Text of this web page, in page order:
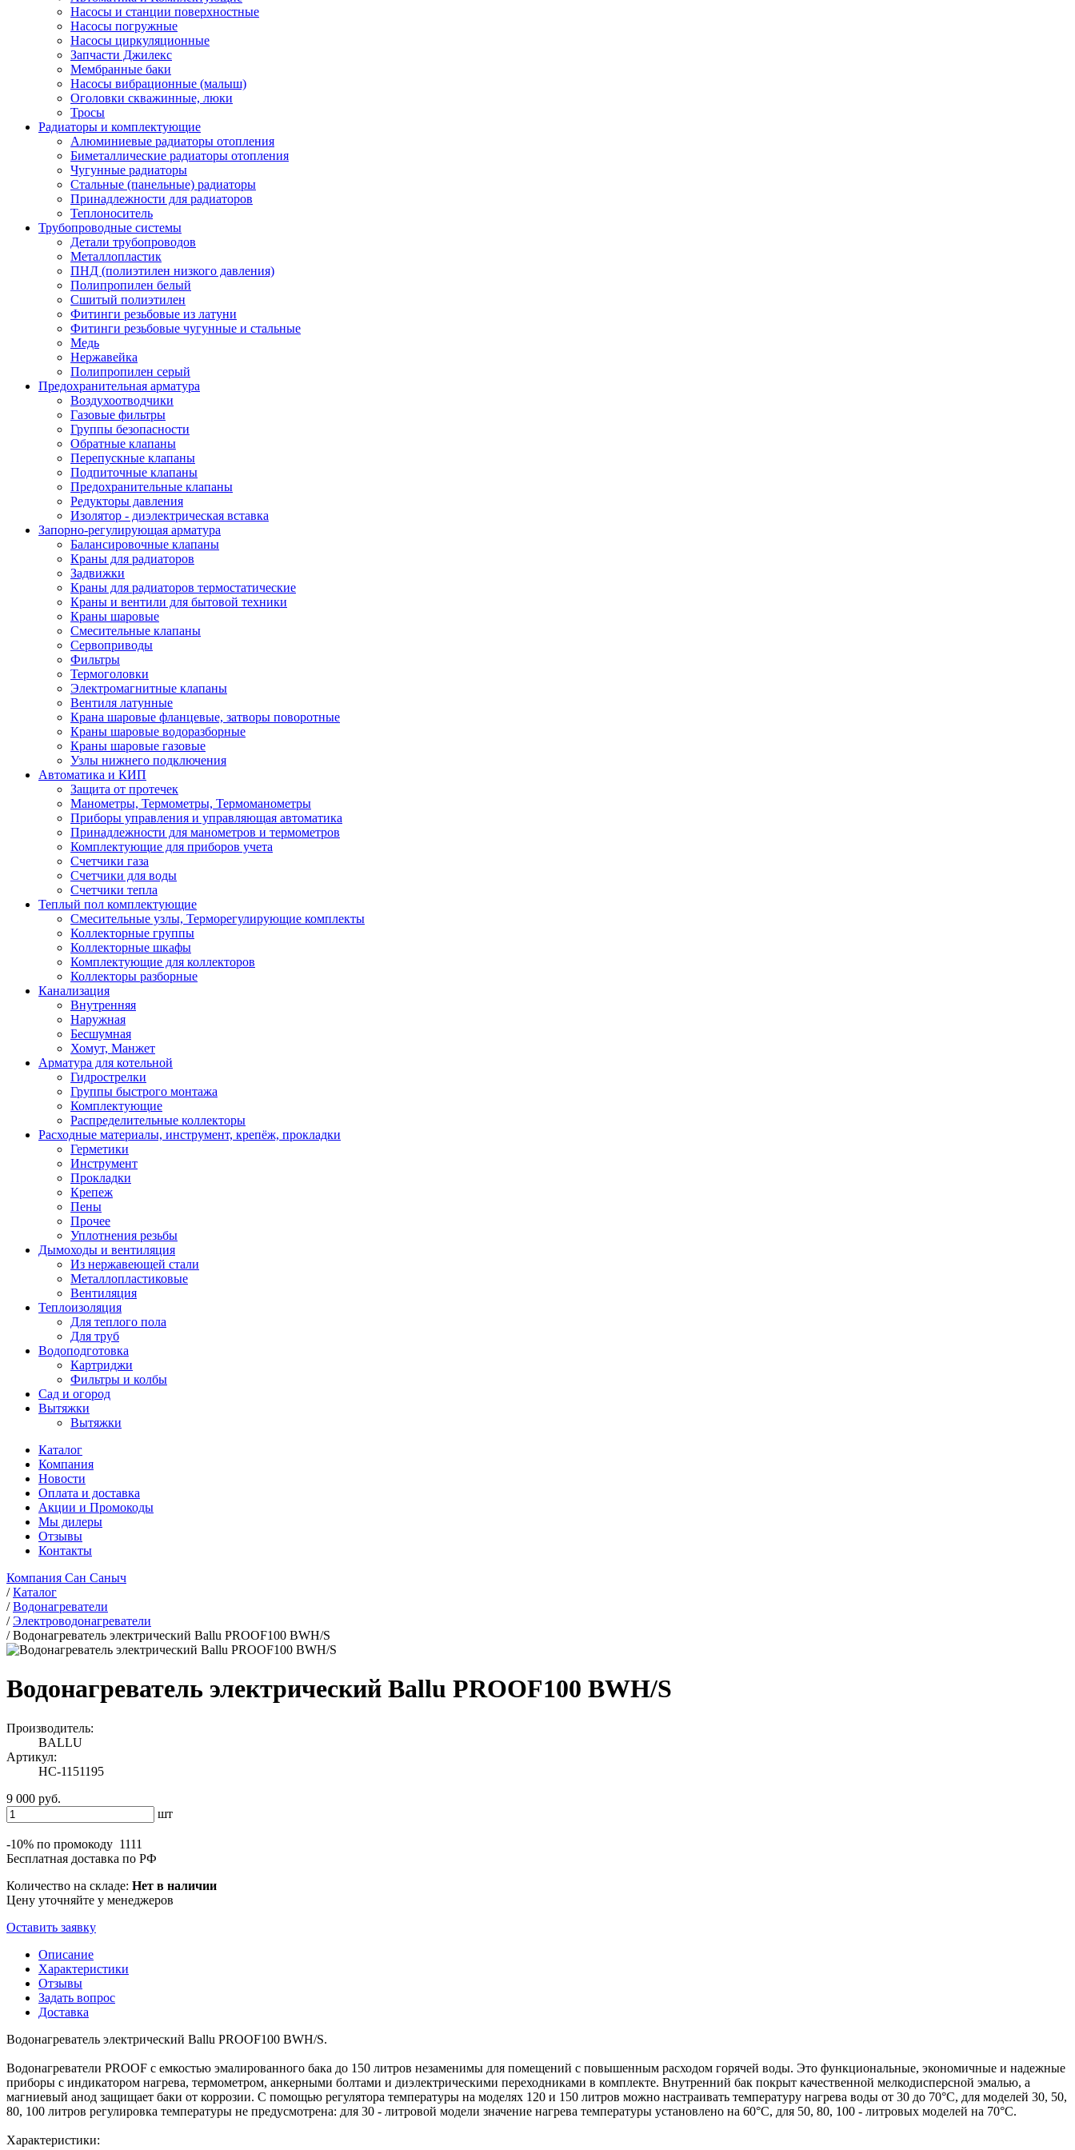
Насосы и станции поверхностные
Насосы погружные
Насосы циркуляционные
Запчасти Джилекс
Мембранные баки
Насосы вибрационные (малыш)
Оголовки скважинные, люки
Тросы
Радиаторы и комплектующие
Алюминиевые радиаторы отопления
Биметаллические радиаторы отопления
Чугунные радиаторы
Стальные (панельные) радиаторы
Принадлежности для радиаторов
Теплоноситель
Трубопроводные системы
Детали трубопроводов
Металлопластик
ПНД (полиэтилен низкого давления)
Полипропилен белый
Сшитый полиэтилен
Фитинги резьбовые из латуни
Фитинги резьбовые чугунные и стальные
Медь
Нержавейка
Полипропилен серый
Предохранительная арматура
Воздухоотводчики
Газовые фильтры
Группы безопасности
Обратные клапаны
Перепускные клапаны
Подпиточные клапаны
Предохранительные клапаны
Редукторы давления
Изолятор - диэлектрическая вставка
Запорно-регулирующая арматура
Балансировочные клапаны
Краны для радиаторов
Задвижки
Краны для радиаторов термостатические
Краны и вентили для бытовой техники
Краны шаровые
Смесительные клапаны
Сервоприводы
Фильтры
Термоголовки
Электромагнитные клапаны
Вентиля латунные
Крана шаровые фланцевые, затворы поворотные
Краны шаровые водоразборные
Краны шаровые газовые
Узлы нижнего подключения
Автоматика и КИП
Защита от протечек
Манометры, Термометры, Термоманометры
Приборы управления и управляющая автоматика
Принадлежности для манометров и термометров
Комплектующие для приборов учета
Счетчики газа
Счетчики для воды
Счетчики тепла
Теплый пол комплектующие
Смесительные узлы, Терморегулирующие комплекты
Коллекторные группы
Коллекторные шкафы
Комплектующие для коллекторов
Коллекторы разборные
Канализация
Внутренняя
Наружная
Бесшумная
Хомут, Манжет
Арматура для котельной
Гидрострелки
Группы быстрого монтажа
Комплектующие
Распределительные коллекторы
Расходные материалы, инструмент, крепёж, прокладки
Герметики
Инструмент
Прокладки
Крепеж
Пены
Прочее
Уплотнения резьбы
Дымоходы и вентиляция
Из нержавеющей стали
Металлопластиковые
Вентиляция
Теплоизоляция
Для теплого пола
Для труб
Водоподготовка
Картриджи
Фильтры и колбы
Сад и огород
Вытяжки
Вытяжки
Каталог
Компания
Новости
Оплата и доставка
Акции и Промокоды
Мы дилеры
Отзывы
Контакты
Компания Сан Саныч
/Каталог
/Водонагреватели
/Электроводонагреватели
/Водонагреватель электрический Ballu PROOF100 BWH/S
Водонагреватель электрический Ballu PROOF100 BWH/S
Производитель:
BALLU
Артикул:
НС-1151195
9 000 руб.
шт
-10% по промокоду 1111
Бесплатная доставка по РФ
Количество на складе: Нет в наличии
Цену уточняйте у менеджеров
Оставить заявку
Описание
Характеристики
Отзывы
Задать вопрос
Доставка
Водонагреватель электрический Ballu PROOF100 BWH/S.
Водонагреватели PROOF с емкостью эмалированного бака до 150 литров незаменимы для помещений с повышенным расходом горячей воды. Это функциональные, экономичные и надежные
приборы с индикатором нагрева, термометром, анкерными болтами и диэлектрическими переходниками в комплекте. Внутренний бак покрыт качественной мелкодисперсной эмалью, а
магниевый анод защищает баки от коррозии. С помощью регулятора температуры на моделях 120 и 150 литров можно настраивать температуру нагрева воды от 30 до 70°С, для моделей 30, 50,
80, 100 литров регулировка температуры не предусмотрена: для 30 - литровой модели значение нагрева температуры установлено на 60°С, для 50, 80, 100 - литровых моделей на 70°С.
Характеристики: